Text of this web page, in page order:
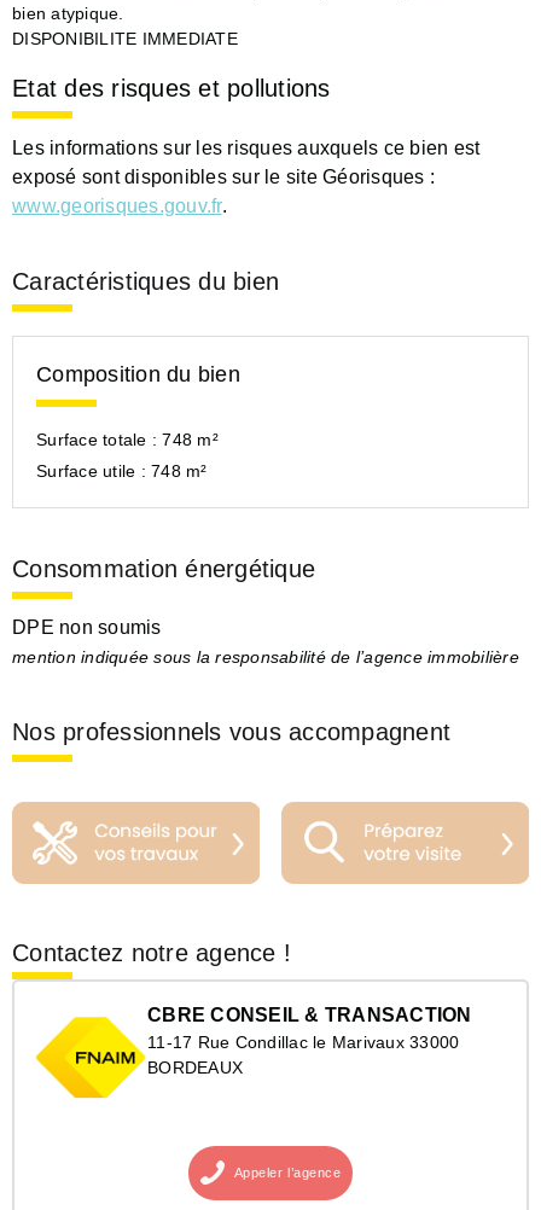
bien atypique.
DISPONIBILITE IMMEDIATE
Etat des risques et pollutions
Les informations sur les risques auxquels ce bien est
exposé sont disponibles sur le site Géorisques :
www.georisques.gouv.fr.
Caractéristiques du bien
Composition du bien
Surface totale :748 m²
Surface utile : 748 m²
Consommation énergétique
DPE non soumis
mention indiquée sous la responsabilité de l’agence immobilière
Nos professionnels vous accompagnent
Contactez notre agence !
CBRE CONSEIL & TRANSACTION
11-17 Rue Condillac le Marivaux 33000
BORDEAUX
Appeler l’agence